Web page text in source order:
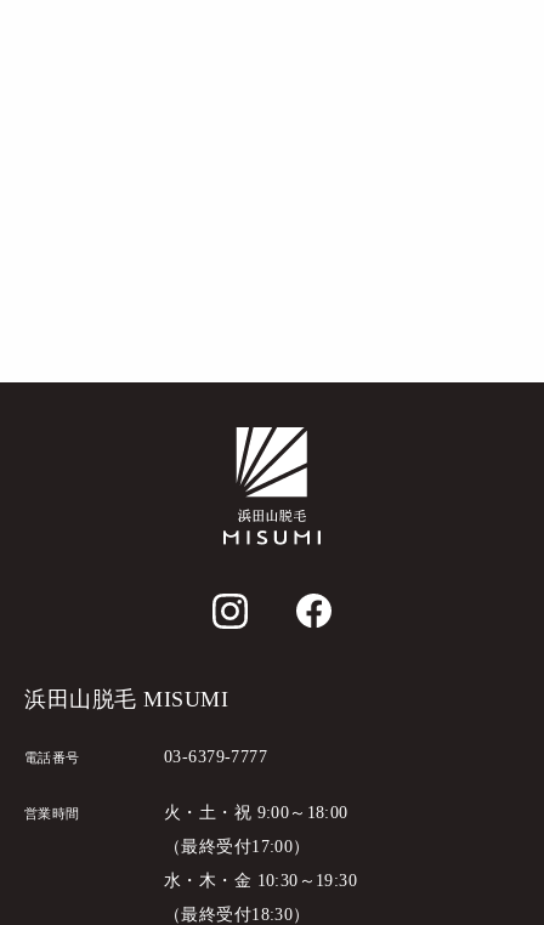
浜田山脱毛 MISUMI
電話番号 03-6379-7777
営業時間
火・土・祝 9:00～18:00
（最終受付17:00）
水・木・金 10:30～19:30
（最終受付18:30）